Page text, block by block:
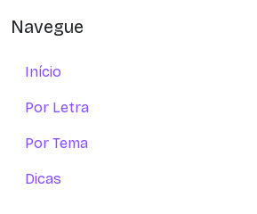
Navegue
Início
Por Letra
Por Tema
Dicas